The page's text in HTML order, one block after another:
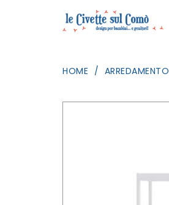
HOME ARREDAMENTO